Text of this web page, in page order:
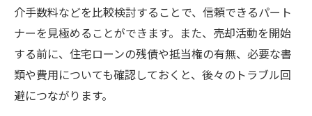
介手数料などを比較検討することで、信頼できるパート
ナーを見極めることができます。また、売却活動を開始
する前に、住宅ローンの残債や抵当権の有無、必要な書
類や費用についても確認しておくと、後々のトラブル回
避につながります。